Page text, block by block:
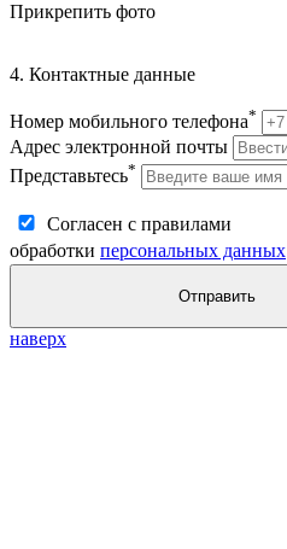
Прикрепить фото
4. Контактные данные
Номер мобильного телефона*
Адрес электронной почты
Представьтесь*
Согласен с правилами
обработки персональных данных
Отправить
наверх